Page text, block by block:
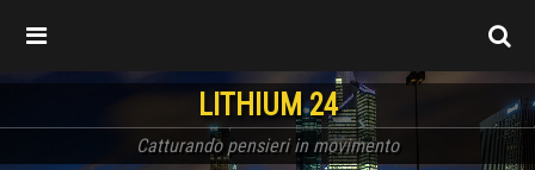
LITHIUM 24
Catturando pensieri in movimento